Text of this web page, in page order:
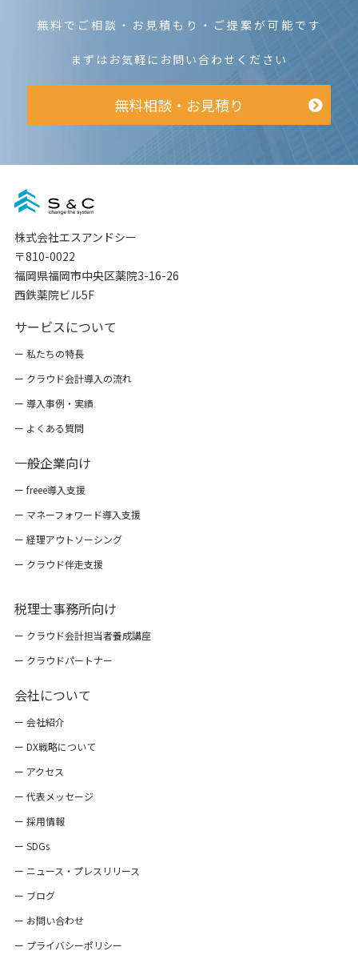
無料でご相談・お見積もり・ご提案が可能です
まずはお気軽にお問い合わせください
無料相談・お見積り
株式会社エスアンドシー
〒810-0022
福岡県福岡市中央区薬院3-16-26
西鉄薬院ビル5F
サービスについて
ー 私たちの特長
ー クラウド会計導入の流れ
ー 導入事例・実績
ー よくある質問
一般企業向け
ー freee導入支援
ー マネーフォワード導入支援
ー 経理アウトソーシング
ー クラウド伴走支援
税理士事務所向け
ー クラウド会計担当者養成講座
ー クラウドパートナー
会社について
ー 会社紹介
ー DX戦略について
ー アクセス
ー 代表メッセージ
ー 採用情報
ー SDGs
ー ニュース・プレスリリース
ー ブログ
ー お問い合わせ
ー プライバシーポリシー